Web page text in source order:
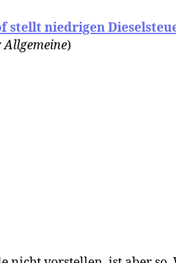
stellt niedrigen
)